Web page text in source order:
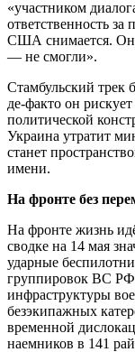
«участником
ответственность за
США снимается.
— не смогли».
Стамбульский трек
де-факто он
политической
Украина утратит
станет
имени.
На фронте без
На фронте жизнь
сводке на 14 мая
ударные
группировок ВС РФ
инфраструктуры
безэкипажных
временной
наемников в 141